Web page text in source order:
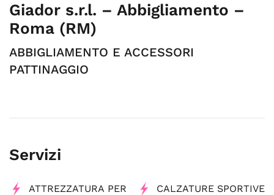
Giador s.r.l. – Abbigliamento –
Roma (RM)
ABBIGLIAMENTO E ACCESSORI
PATTINAGGIO
Servizi
ATTREZZATURA PER
CALZATURE SPORTIVE